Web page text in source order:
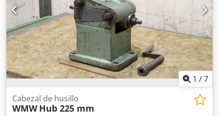
1 /7
Cabezal de husillo
WMW Hub 225 mm